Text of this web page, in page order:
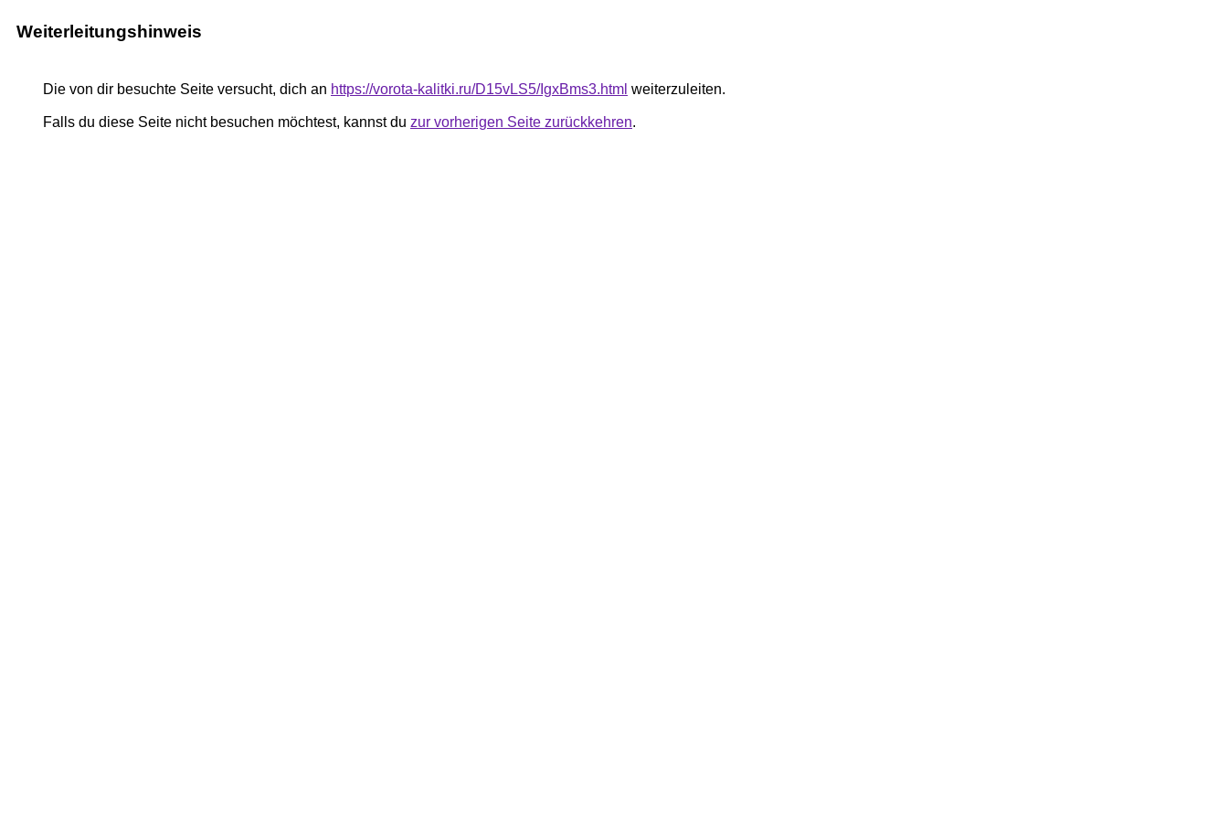
Weiterleitungshinweis
Die von dir besuchte Seite versucht, dich an https://vorota-kalitki.ru/D15vLS5/IgxBms3.html weiterzuleiten.
Falls du diese Seite nicht besuchen möchtest, kannst du zur vorherigen Seite zurückkehren.